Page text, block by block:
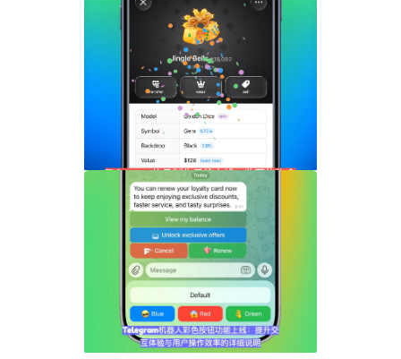
Telegram礼品制作系统上线：收藏礼物合
成、稀有等级与礼品市场玩法详解